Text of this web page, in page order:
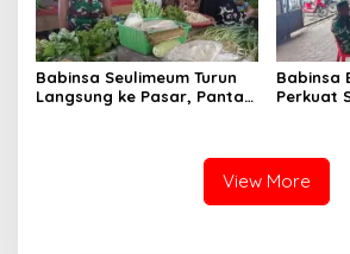
Babinsa Seulimeum Turun
Langsung ke Pasar, Pantau
Babinsa
Perkuat
View More